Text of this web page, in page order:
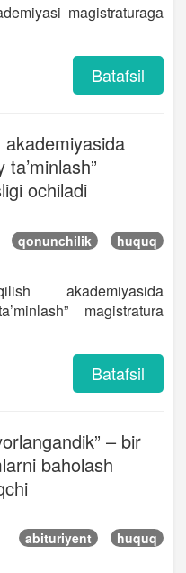
magistraturaga
Batafsil
ochiladi
qonunchilik huquq
akademiyasida
magistratura
Batafsil
– bir
baholash
abituriyent huquq